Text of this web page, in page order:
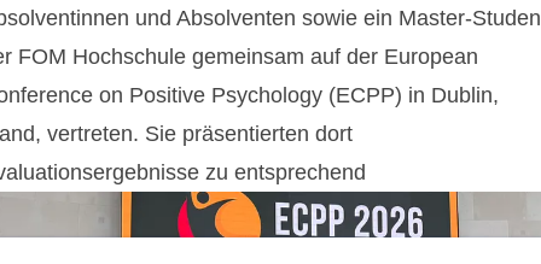
und Absolventen sowie ein Master-
FOM Hochschule gemeinsam auf der European
on Positive Psychology (ECPP) in Dublin,
vertreten. Sie präsentierten dort
zu entsprechend